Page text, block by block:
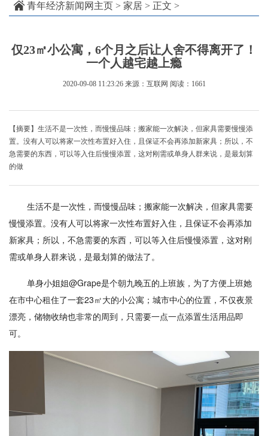
青年经济新闻网主页 > 家居 > 正文 >
仅23㎡小公寓，6个月之后让人舍不得离开了！
一个人越宅越上瘾
2020-09-08 11:23:26 来源：互联网 阅读：1661
【摘要】生活不是一次性，而慢慢品味；搬家能一次解决，但家具需要慢慢添
置。没有人可以将家一次性布置好入住，且保证不会再添加新家具；所以，不
急需要的东西，可以等入住后慢慢添置，这对刚需或单身人群来说，是最划算
的做
生活不是一次性，而慢慢品味；搬家能一次解决，但家具需要
慢慢添置。没有人可以将家一次性布置好入住，且保证不会再添加
新家具；所以，不急需要的东西，可以等入住后慢慢添置，这对刚
需或单身人群来说，是最划算的做法了。
单身小姐姐@Grape是个朝九晚五的上班族，为了方便上班她
在市中心租住了一套23㎡大的小公寓；城市中心的位置，不仅夜景
漂亮，储物收纳也非常的周到，只需要一点一点添置生活用品即
可。